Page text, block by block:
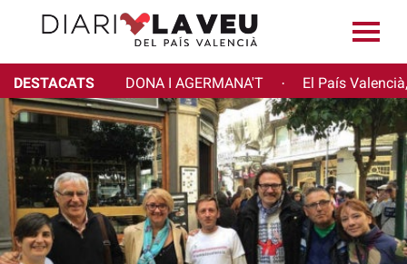
DESTACATS DONA I AGERMANA'T · El País